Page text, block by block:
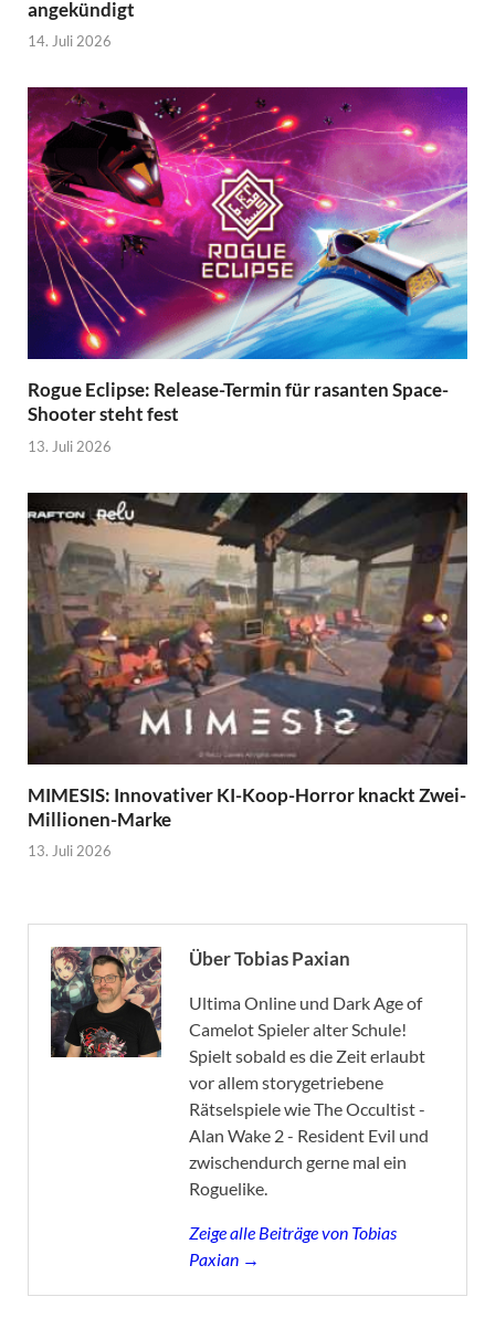
angekündigt
14. Juli 2026
Rogue Eclipse: Release-Termin für rasanten Space-
Shooter steht fest
13. Juli 2026
MIMESIS: Innovativer KI-Koop-Horror knackt Zwei-
Millionen-Marke
13. Juli 2026
Über Tobias Paxian
Ultima Online und Dark Age of
Camelot Spieler alter Schule!
Spielt sobald es die Zeit erlaubt
vor allem storygetriebene
Rätselspiele wie The Occultist -
Alan Wake 2 - Resident Evil und
zwischendurch gerne mal ein
Roguelike.
Zeige alle Beiträge von Tobias
Paxian →